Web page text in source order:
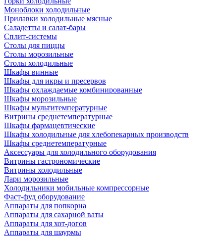
Моноблоки холодильные
Прилавки холодильные мясные
Саладетты и салат-бары
Сплит-системы
Столы для пиццы
Столы морозильные
Столы холодильные
Шкафы винные
Шкафы для икры и пресервов
Шкафы охлаждаемые комбинированные
Шкафы морозильные
Шкафы мультитемпературные
Витрины среднетемпературные
Шкафы фармацевтические
Шкафы холодильные для хлебопекарных производств
Шкафы среднетемпературные
Аксессуары для холодильного оборудования
Витрины гастрономические
Витрины холодильные
Лари морозильные
Холодильники мобильные компрессорные
Фаст-фуд оборудование
Аппараты для попкорна
Аппараты для сахарной ваты
Аппараты для хот-догов
Аппараты для шаурмы